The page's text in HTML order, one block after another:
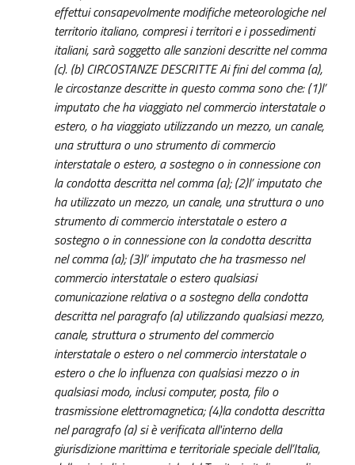
effettui consapevolmente modifiche meteorologiche nel
territorio italiano, compresi i territori e i possedimenti
italiani, sarà soggetto alle sanzioni descritte nel comma
(c). (b) CIRCOSTANZE DESCRITTE Ai fini del comma (a),
le circostanze descritte in questo comma sono che: (1)l’
imputato che ha viaggiato nel commercio interstatale o
estero, o ha viaggiato utilizzando un mezzo, un canale,
una struttura o uno strumento di commercio
interstatale o estero, a sostegno o in connessione con
la condotta descritta nel comma (a); (2)l’ imputato che
ha utilizzato un mezzo, un canale, una struttura o uno
strumento di commercio interstatale o estero a
sostegno o in connessione con la condotta descritta
nel comma (a); (3)l’ imputato che ha trasmesso nel
commercio interstatale o estero qualsiasi
comunicazione relativa o a sostegno della condotta
descritta nel paragrafo (a) utilizzando qualsiasi mezzo,
canale, struttura o strumento del commercio
interstatale o estero o nel commercio interstatale o
estero o che lo influenza con qualsiasi mezzo o in
qualsiasi modo, inclusi computer, posta, filo o
trasmissione elettromagnetica; (4)la condotta descritta
nel paragrafo (a) si è verificata all'interno della
giurisdizione marittima e territoriale speciale dell’Italia,